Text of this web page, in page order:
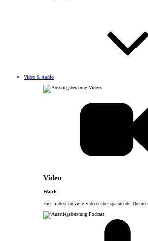
Video & Audio
Video
Watch
Hier findest du viele Videos über spannende Themen.